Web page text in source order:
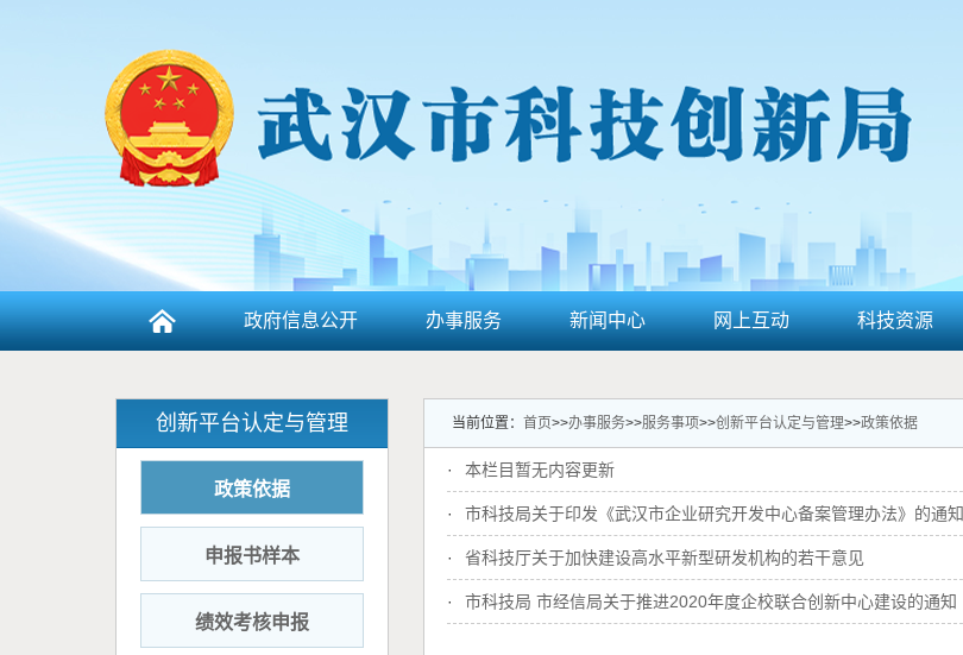
政府信息公开 办事服务 新闻中心 网上互动 科技资源
创新平台认定与管理
政策依据
申报书样本
绩效考核申报
当前位置： 首页>>办事服务>>服务事项>>创新平台认定与管理>>政策依据
· 本栏目暂无内容更新
· 市科技局关于印发《武汉市企业研究开发中心备案管理办法》的通知
· 省科技厅关于加快建设高水平新型研发机构的若干意见
· 市科技局 市经信局关于推进2020年度企校联合创新中心建设的通知